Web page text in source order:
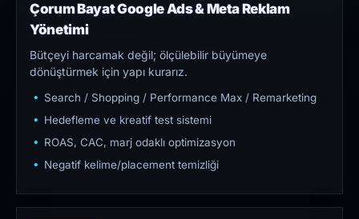
Çorum Bayat Google Ads & Meta Reklam
Yönetimi
Bütçeyi harcamak değil; ölçülebilir büyümeye
dönüştürmek için yapı kurarız.
Search / Shopping / Performance Max / Remarketing
Hedefleme ve kreatif test sistemi
ROAS, CAC, marj odaklı optimizasyon
Negatif kelime/placement temizliği